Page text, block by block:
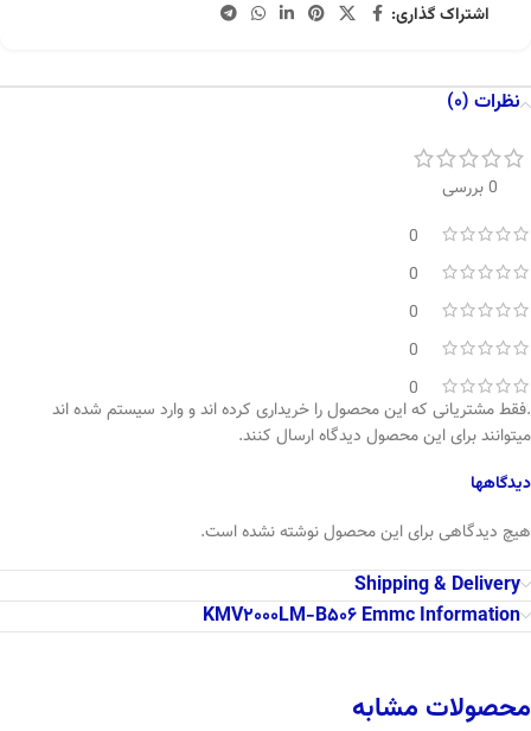
اشتراک گذاری:
نظرات (0)
0 بررسی
0
0
0
0
0
دیدگاهها
هیچ دیدگاهی برای این محصول نوشته نشده است.
.فقط مشتریانی که این محصول را خریداری کرده اند و وارد سیستم شده اند
میتوانند برای این محصول دیدگاه ارسال کنند.
Shipping & Delivery
KMV2000LM-B506 Emmc Information
محصولات مشابه